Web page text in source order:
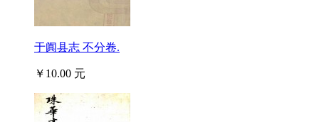
于阗县志 不分卷.
￥10.00 元